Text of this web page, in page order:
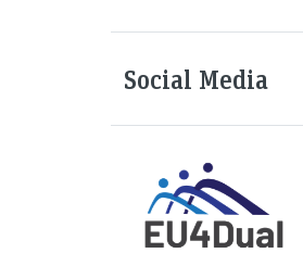
Social Media